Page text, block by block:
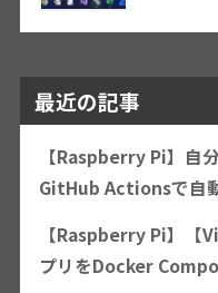
最近の記事
【Raspberry Pi】自
GitHub Actionsで自
【Raspberry Pi】
プリをDocker